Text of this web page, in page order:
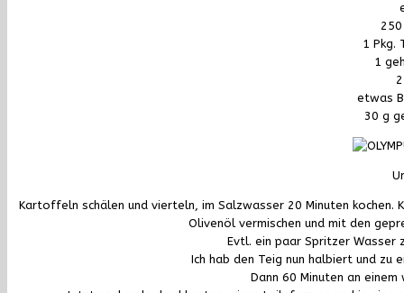
1 Pkg.
1
etwas
30 g
Kartoffeln schälen und vierteln, im Salzwasser 20 Minuten kochen.
Olivenöl vermischen und mit den
Evtl. ein paar Spritzer Wasser
Ich hab den Teig nun halbiert und
Dann 60 Minuten an